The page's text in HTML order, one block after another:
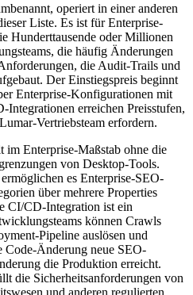
operiert in einer anderen
Liste. Es ist für Enterprise-
Hunderttausende oder Millionen
die häufig Änderungen
die Audit-Trails und
Der Einstiegspreis beginnt
Enterprise-Konfigurationen mit
Integrationen erreichen Preisstufen,
Vertriebsteam erfordern.
im Enterprise-Maßstab ohne die
von Desktop-Tools.
es Enterprise-SEO-
über mehrere Properties
CI/CD-Integration ist ein
können Crawls
Pipeline auslösen und
Code-Änderung neue SEO-
die Produktion erreicht.
die Sicherheitsanforderungen von
und anderen regulierten